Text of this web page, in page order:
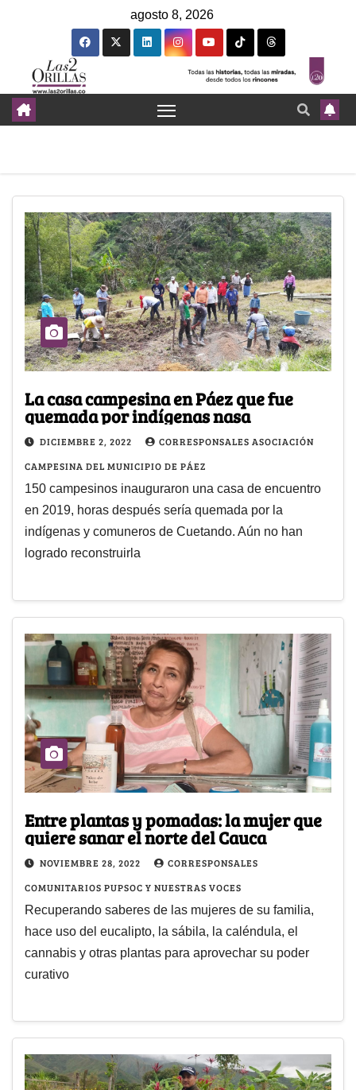
agosto 8, 2026
La casa campesina en Páez que fue
quemada por indígenas nasa
DICIEMBRE 2, 2022
CORRESPONSALES ASOCIACIÓN
CAMPESINA DEL MUNICIPIO DE PÁEZ
150 campesinos inauguraron una casa de encuentro
en 2019, horas después sería quemada por la
indígenas y comuneros de Cuetando. Aún no han
logrado reconstruirla
Entre plantas y pomadas: la mujer que
quiere sanar el norte del Cauca
NOVIEMBRE 28, 2022
CORRESPONSALES
COMUNITARIOS PUPSOC Y NUESTRAS VOCES
Recuperando saberes de las mujeres de su familia,
hace uso del eucalipto, la sábila, la caléndula, el
cannabis y otras plantas para aprovechar su poder
curativo